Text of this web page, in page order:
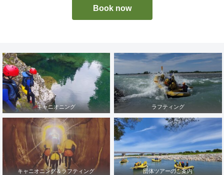
Book now
キャニオニング ラフティング
キャニオニング＆ラフティング 団体ツアーのご案内